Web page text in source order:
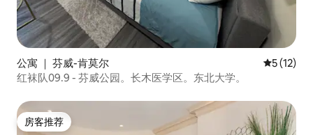
公寓 ｜ 芬威-肯莫尔 平均评分
5 (12)
红袜队09.9 - 芬威公园。长木医学区。东北大学。
房客推荐
房客推荐